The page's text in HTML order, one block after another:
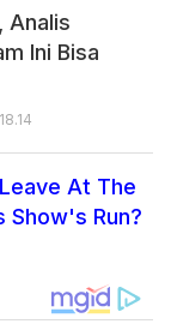
Analis
Ini Bisa
At The
Show's Run?